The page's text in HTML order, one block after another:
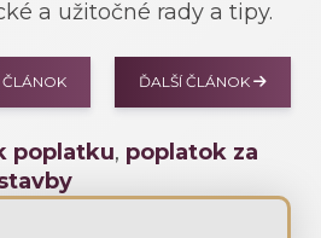
a užitočné rady a tipy.
ĎALŠÍ ČLÁNOK
poplatku, poplatok za